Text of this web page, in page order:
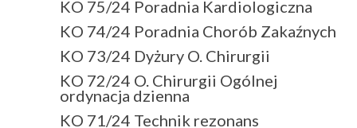
KO 75/24 Poradnia Kardiologiczna
KO 74/24 Poradnia Chorób Zakaźnych
KO 73/24 Dyżury O. Chirurgii
KO 72/24 O. Chirurgii Ogólnej
ordynacja dzienna
KO 71/24 Technik rezonans